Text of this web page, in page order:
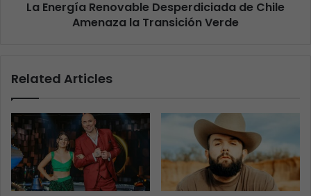
La Energía Renovable Desperdiciada de Chile
Amenaza la Transición Verde
Related Articles